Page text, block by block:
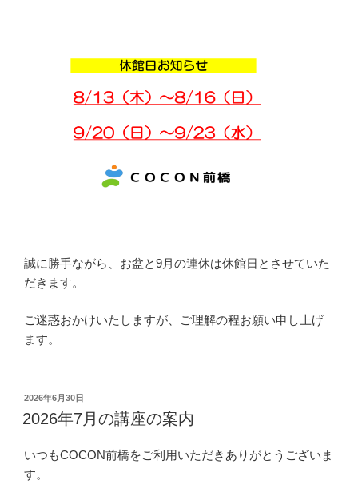
誠に勝手ながら、お盆と9月の連休は休館日とさせていた
だきます。
ご迷惑おかけいたしますが、ご理解の程お願い申し上げ
ます。
投
稿
日:
2026年6月30日
2026年7月の講座の案内
いつもCOCON前橋をご利用いただきありがとうございま
す。